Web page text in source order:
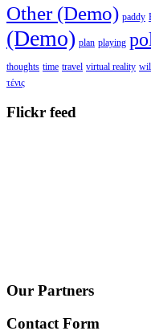
Other (Demo) paddy
(Demo) plan playing
thoughts time travel virtual reality
τένις
Flickr feed
Our Partners
Contact Form